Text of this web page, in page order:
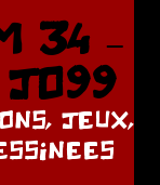
34 –
JEUX,